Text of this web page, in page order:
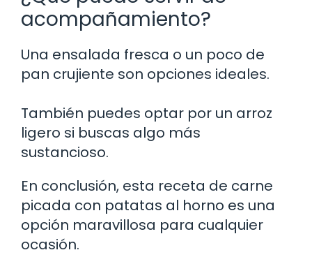
acompañamiento?
Una ensalada fresca o un poco de
pan crujiente son opciones ideales.
También puedes optar por un arroz
ligero si buscas algo más
sustancioso.
En conclusión, esta receta de carne
picada con patatas al horno es una
opción maravillosa para cualquier
ocasión.